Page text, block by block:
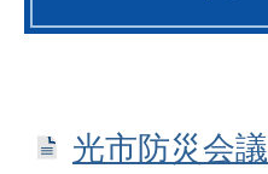
光市防災会議